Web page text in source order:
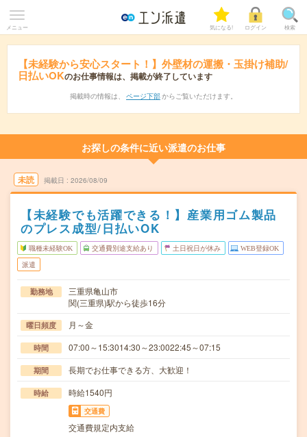
メニュー 気になる! ログイン 検索
【未経験から安心スタート！】外壁材の運搬・玉掛け補助/
日払いOKのお仕事情報は、掲載が終了しています
掲載時の情報は、 ページ下部 からご覧いただけます。
お探しの条件に近い派遣のお仕事
未読 掲載日 2026/08/09
【未経験でも活躍できる！】産業用ゴム製品
のプレス成型/日払いOK
職種未経験OK 交通費別途支給あり 土日祝日が休み WEB登録OK
派遣
勤務地
三重県亀山市
関(三重県)駅から徒歩16分
曜日頻度 月～金
時間 07:00～15:3014:30～23:0022:45～07:15
期間 長期でお仕事できる方、大歓迎！
時給 時給1540円
交通費
交通費規定内支給